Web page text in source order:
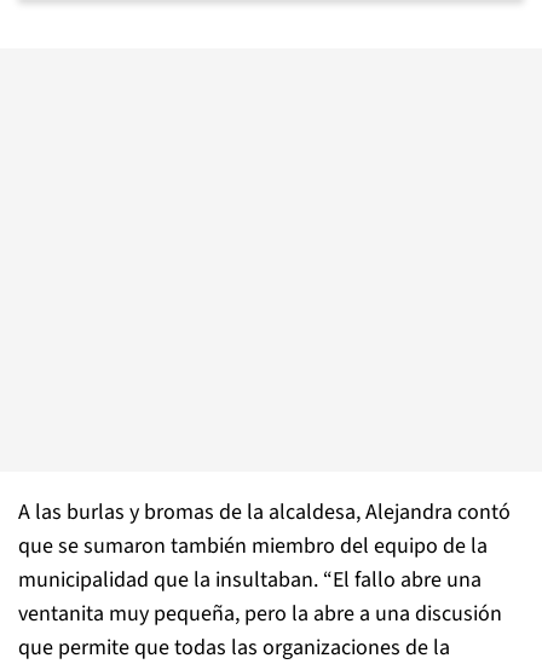
A las burlas y bromas de la alcaldesa, Alejandra contó
que se sumaron también miembro del equipo de la
municipalidad que la insultaban. “El fallo abre una
ventanita muy pequeña, pero la abre a una discusión
que permite que todas las organizaciones de la